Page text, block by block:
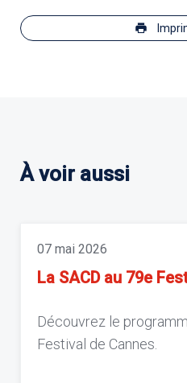
À voir aussi
07 mai 2026
La SACD au 79e
Découvrez le
Festival de Cannes.